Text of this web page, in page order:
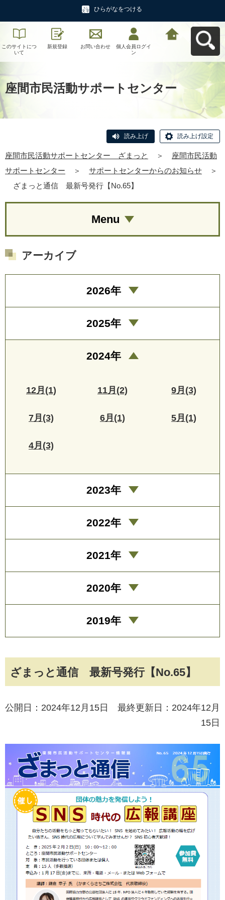
ひらがなをつける
このサイトにつ
いて
新規登録 お問い合わせ
個人会員ログイ
ン
座間市民活動サポートセンター
読み上げ 読み上げ設定
座間市民活動サポートセンター ざまっと ＞
座間市民活動
サポートセンター
＞ サポートセンターからのお知らせ
＞
ざまっと通信 最新号発行【No.65】
ざまっと通信 最新号発行【No.65】
公開日：2024年12月15日 最終更新日：2024年12月
15日
Menu
アーカイブ
2026年
2025年
2024年
12月(1) 11月(2) 9月(3)
7月(3) 6月(1) 5月(1)
4月(3)
2023年
2022年
2021年
2020年
2019年